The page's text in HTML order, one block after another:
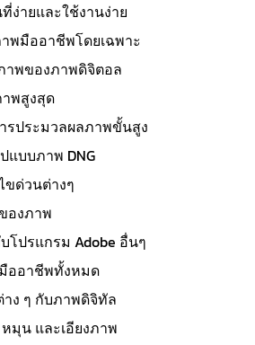
ง่ายและใช้งานง่าย
พมืออาชีพโดยเฉพาะ
พของภาพดิจิตอล
พสูงสุด
รประมวลผลภาพขั้นสูง
แบบภาพ DNG
ขด่วนต่างๆ
องภาพ
โปรแกรม Adobe อื่นๆ
ออาชีพทั้งหมด
าง ๆ กับภาพดิจิทัล
มุน และเอียงภาพ